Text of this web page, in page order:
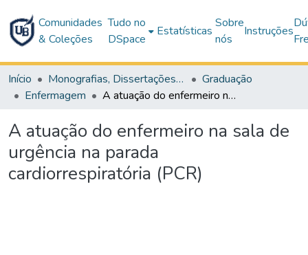
Comunidades
& Coleções
Tudo no
DSpace
Estatísticas
Sobre
nós
Instruções
Início Monografias, Dissertações e Teses
Graduação
Enfermagem
A atuação do enfermeiro na sala de urgência na parada cardiorrespiratória (PCR)
A atuação do enfermeiro na sala de
urgência na parada
cardiorrespiratória (PCR)